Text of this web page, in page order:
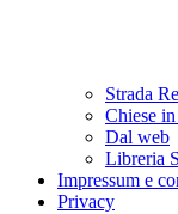
Strada
Chiese
Dal web
Libreria
Impressum e
Privacy